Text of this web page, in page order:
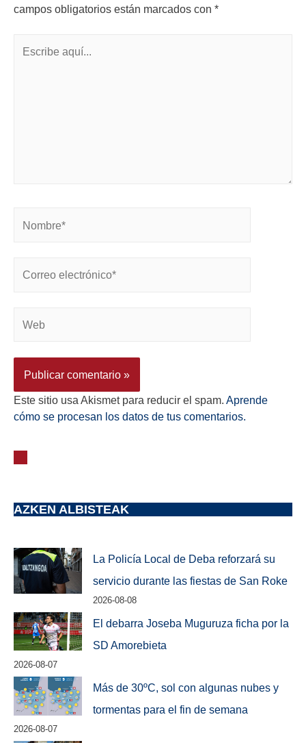
campos obligatorios están marcados con *
Este sitio usa Akismet para reducir el spam. Aprende
cómo se procesan los datos de tus comentarios.
AZKEN ALBISTEAK
La Policía Local de Deba reforzará su
servicio durante las fiestas de San Roke
2026-08-08
El debarra Joseba Muguruza ficha por la
SD Amorebieta
2026-08-07
Más de 30ºC, sol con algunas nubes y
tormentas para el fin de semana
2026-08-07